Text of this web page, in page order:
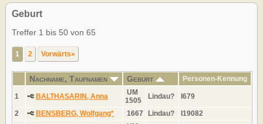
Geburt
Treffer 1 bis 50 von 65
1 2 Vorwärts»
Nachname, Taufnamen Geburt Personen-Kennung
1 BALTHASARIN, Anna
UM
1505
Lindau? I679
2 BENSBERG, Wolfgang* 1667 Lindau? I19082